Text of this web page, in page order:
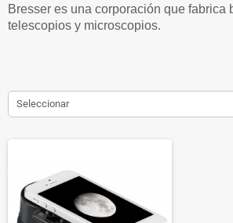
Bresser es una corporación que fabrica
telescopios y microscopios.
Seleccionar